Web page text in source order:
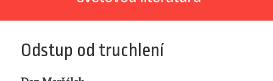
Odstup od truchlení